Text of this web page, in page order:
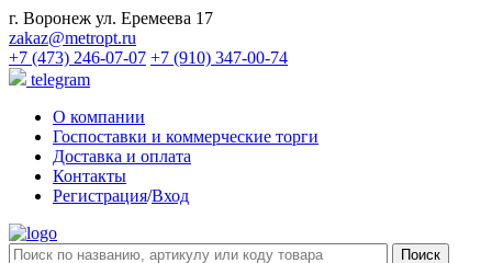
г. Воронеж ул. Еремеева 17
zakaz@metropt.ru
+7 (473) 246-07-07 +7 (910) 347-00-74
telegram
О компании
Госпоставки и коммерческие торги
Доставка и оплата
Контакты
Регистрация/Вход